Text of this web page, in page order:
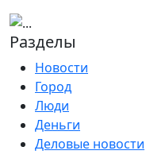
Разделы
Новости
Город
Люди
Деньги
Деловые новости